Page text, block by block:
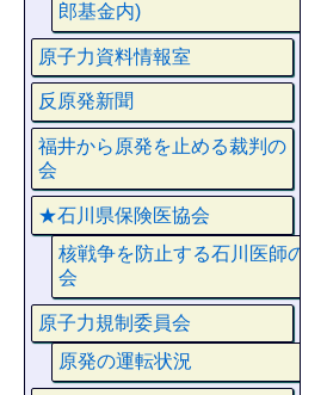
郎基金内)
原子力資料情報室
反原発新聞
福井から原発を止める裁判の
会
★石川県保険医協会
核戦争を防止する石川医師の
会
原子力規制委員会
原発の運転状況